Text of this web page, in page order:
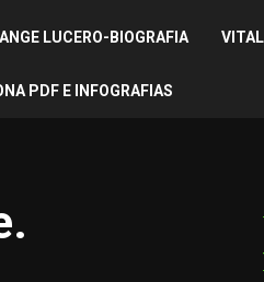
LUCERO-BIOGRAFIA
PDF E INFOGRAFIAS